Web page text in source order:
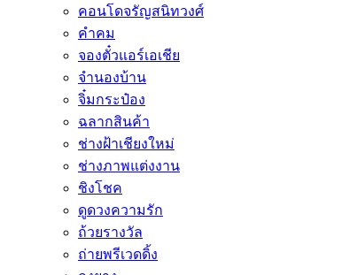
คอนโดจรัญสนิทวงศ์
คำคม
จองตั๋วแอร์เอเชีย
จำนองบ้าน
จิ๋มกระป๋อง
ฉลากสินค้า
ช่างฝ้าเชียงใหม่
ช่างภาพแต่งงาน
ชิงโชค
ดูดวงความรัก
ถ้วยรางวัล
ถ่ายพรีเวดดิ้ง